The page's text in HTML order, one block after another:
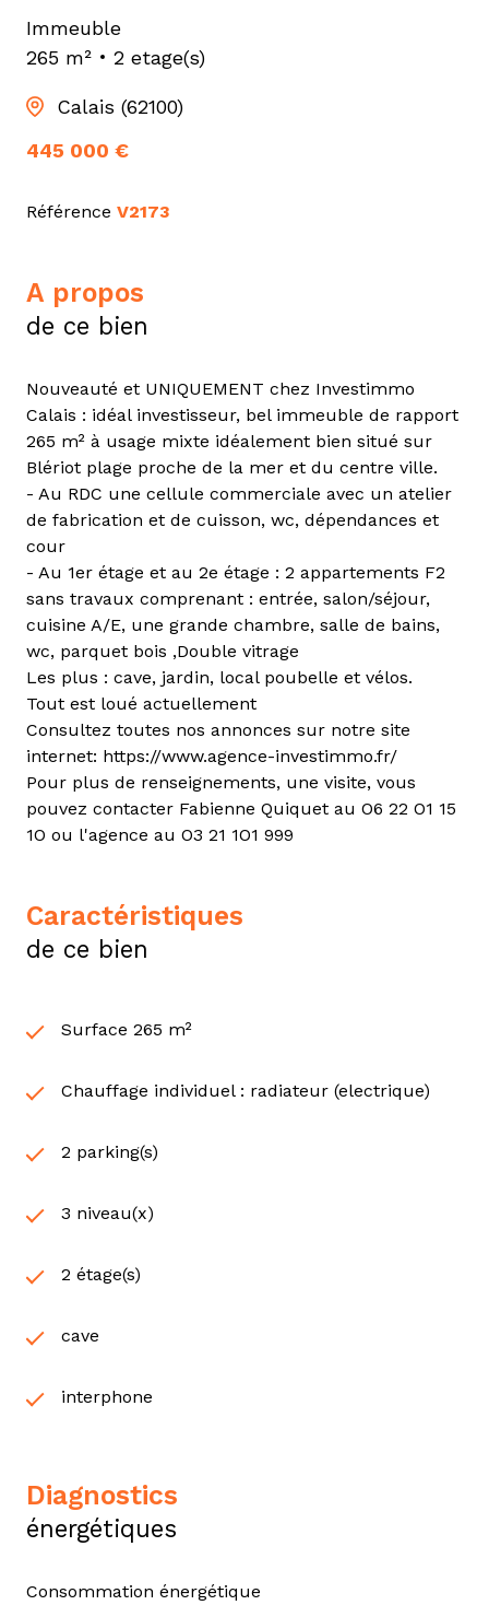
Immeuble
265 m²
2 etage(s)
Calais (62100)
445 000 €
Référence V2173
a propos
de ce bien
Nouveauté et UNIQUEMENT chez Investimmo
Calais : idéal investisseur, bel immeuble de rapport
265 m² à usage mixte idéalement bien situé sur
Blériot plage proche de la mer et du centre ville.
- Au RDC une cellule commerciale avec un atelier
de fabrication et de cuisson, wc, dépendances et
cour
- Au 1er étage et au 2e étage : 2 appartements F2
sans travaux comprenant : entrée, salon/séjour,
cuisine A/E, une grande chambre, salle de bains,
wc, parquet bois ,Double vitrage
Les plus : cave, jardin, local poubelle et vélos.
Tout est loué actuellement
Consultez toutes nos annonces sur notre site
internet: https://www.agence-investimmo.fr/
Pour plus de renseignements, une visite, vous
pouvez contacter Fabienne Quiquet au O6 22 O1 15
1O ou l'agence au O3 21 1O1 999
caractéristiques
de ce bien
Surface 265 m²
Chauffage individuel : radiateur (electrique)
2 parking(s)
3 niveau(x)
2 étage(s)
cave
interphone
diagnostics
énergétiques
Consommation énergétique